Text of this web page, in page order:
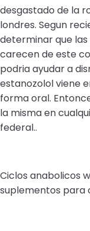
desgastado de la
londres. Segun
determinar que
carecen de este
podria ayudar a
estanozolol viene
forma oral.
la misma en
federal..
Ciclos anabolicos
suplementos para